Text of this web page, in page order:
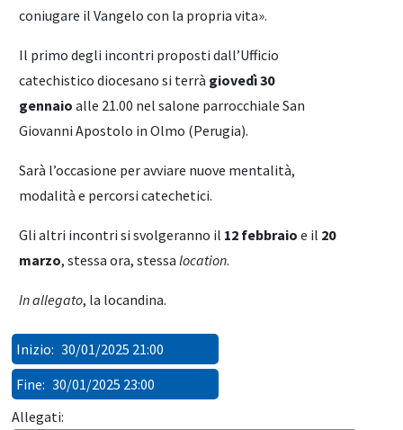
coniugare il Vangelo con la propria vita».
Il primo degli incontri proposti dall’Ufficio
catechistico diocesano si terrà giovedì 30
gennaio alle 21.00 nel salone parrocchiale San
Giovanni Apostolo in Olmo (Perugia).
Sarà l’occasione per avviare nuove mentalità,
modalità e percorsi catechetici.
Gli altri incontri si svolgeranno il 12 febbraio e il 20
marzo, stessa ora, stessalocation.
In allegato, la locandina.
Inizio: 30/01/2025 21:00
Fine: 30/01/2025 23:00
Allegati: